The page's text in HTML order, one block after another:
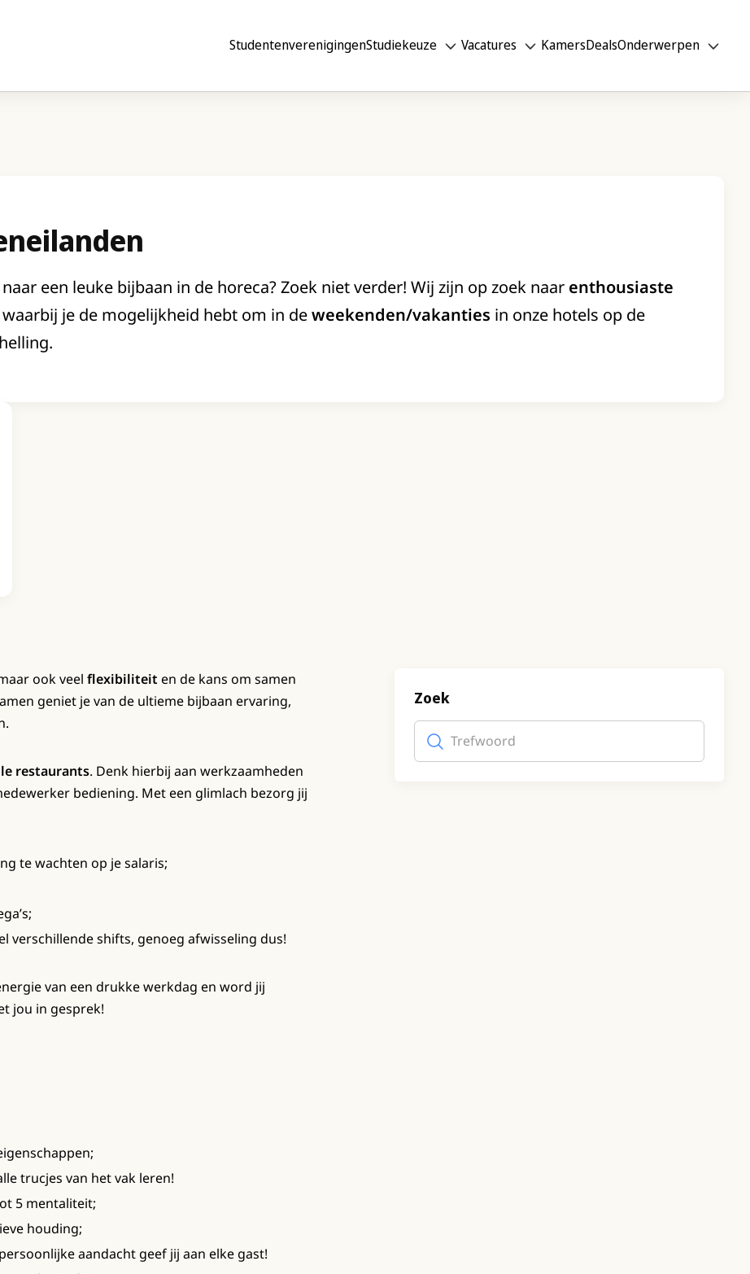
StudentenverenigingenStudiekeuze Vacatures KamersDealsOnderwerpen
een leuke bijbaan in de horeca? Zoek niet verder! Wij zijn op zoek naar enthousiaste
je de mogelijkheid hebt om in deweekenden/vakanties in onze hotels op de
ook veel flexibiliteit en de kans om samen
geniet je van de ultieme bijbaan ervaring,
restaurants. Denk hierbij aan werkzaamheden
bediening. Met een glimlach bezorg jij
te wachten op je salaris;
verschillende shifts, genoeg afwisseling dus!
van een drukke werkdag en word jij
jou in gesprek!
trucjes van het vak leren!
5 mentaliteit;
houding;
aandacht geef jij aan elke gast!
Zoek
Trefwoord